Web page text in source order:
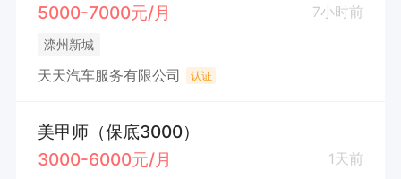
5000-7000元/月
7小时前
滦州新城
天天汽车服务有限公司 认证
美甲师（保底3000）
3000-6000元/月
1天前